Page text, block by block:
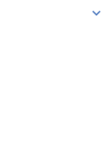
chevron_right